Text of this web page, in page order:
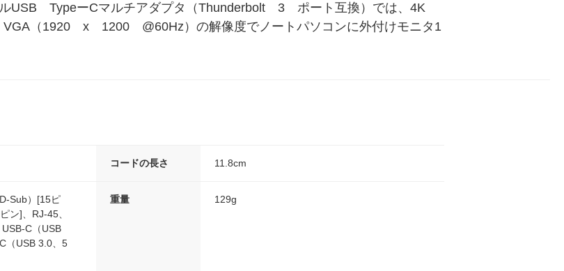
USB　TypeーCマルチアダプタ（Thunderbolt　3　ポート互換）では、4K
（1920　x　1200　@60Hz）の解像度でノートパソコンに外付けモニタ1
コードの長さ 11.8cm
Sub）[15ピ
ン]、RJ-45、
C（USB
（USB 3.0、5
重量 129g